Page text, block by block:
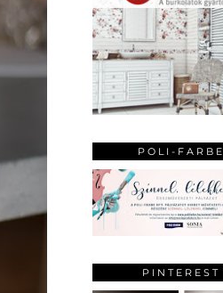
POLI-FARBE
PINTEREST